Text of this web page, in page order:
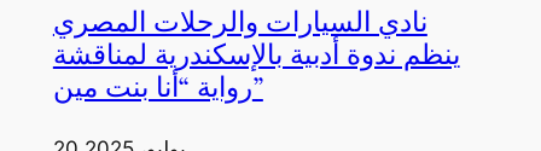
نادي السيارات والرحلات المصري
ينظم ندوة أدبية بالإسكندرية لمناقشة
رواية “أنا بنت مين”